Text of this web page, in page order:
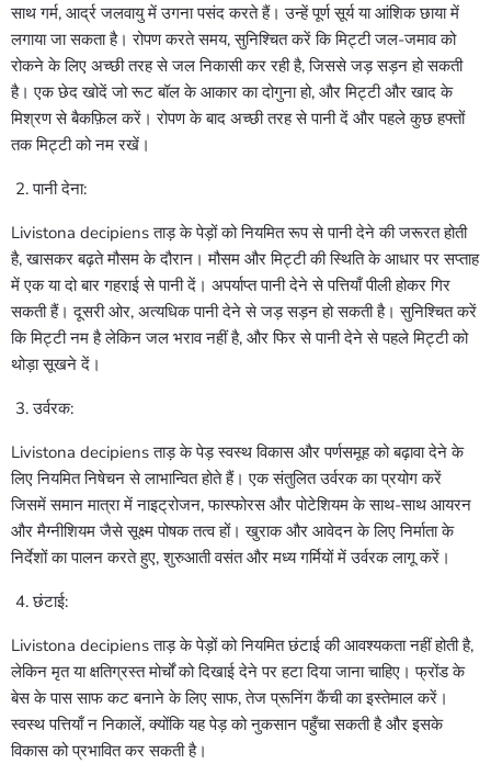
साथ गर्म, आर्द्र जलवायु में उगना पसंद करते हैं। उन्हें पूर्ण सूर्य या आंशिक छाया में
लगाया जा सकता है। रोपण करते समय, सुनिश्चित करें कि मिट्टी जल-जमाव को
रोकने के लिए अच्छी तरह से जल निकासी कर रही है, जिससे जड़ सड़न हो सकती
है। एक छेद खोदें जो रूट बॉल के आकार का दोगुना हो, और मिट्टी और खाद के
मिश्रण से बैकफ़िल करें। रोपण के बाद अच्छी तरह से पानी दें और पहले कुछ हफ्तों
तक मिट्टी को नम रखें।
पानी देना:
Livistona decipiens ताड़ के पेड़ों को नियमित रूप से पानी देने की जरूरत होती
है, खासकर बढ़ते मौसम के दौरान। मौसम और मिट्टी की स्थिति के आधार पर सप्ताह
में एक या दो बार गहराई से पानी दें। अपर्याप्त पानी देने से पत्तियाँ पीली होकर गिर
सकती हैं। दूसरी ओर, अत्यधिक पानी देने से जड़ सड़न हो सकती है। सुनिश्चित करें
कि मिट्टी नम है लेकिन जल भराव नहीं है, और फिर से पानी देने से पहले मिट्टी को
थोड़ा सूखने दें।
उर्वरक:
Livistona decipiens ताड़ के पेड़ स्वस्थ विकास और पर्णसमूह को बढ़ावा देने के
लिए नियमित निषेचन से लाभान्वित होते हैं। एक संतुलित उर्वरक का प्रयोग करें
जिसमें समान मात्रा में नाइट्रोजन, फास्फोरस और पोटेशियम के साथ-साथ आयरन
और मैग्नीशियम जैसे सूक्ष्म पोषक तत्व हों। खुराक और आवेदन के लिए निर्माता के
निर्देशों का पालन करते हुए, शुरुआती वसंत और मध्य गर्मियों में उर्वरक लागू करें।
छंटाई:
Livistona decipiens ताड़ के पेड़ों को नियमित छंटाई की आवश्यकता नहीं होती है,
लेकिन मृत या क्षतिग्रस्त मोर्चों को दिखाई देने पर हटा दिया जाना चाहिए। फ्रोंड के
बेस के पास साफ कट बनाने के लिए साफ, तेज प्रूनिंग कैंची का इस्तेमाल करें।
स्वस्थ पत्तियाँ न निकालें, क्योंकि यह पेड़ को नुकसान पहुँचा सकती है और इसके
विकास को प्रभावित कर सकती है।